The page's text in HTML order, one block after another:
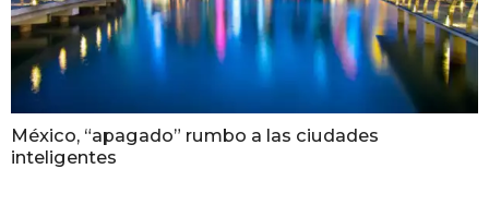
México, “apagado” rumbo a las ciudades
inteligentes